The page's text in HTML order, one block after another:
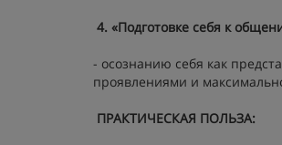
4. «Подготовке себя к
- осознанию себя как
проявлениями и
ПРАКТИЧЕСКАЯ ПОЛЬЗА: